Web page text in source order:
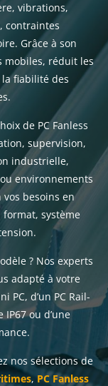
configurateurs
vibrations,
contraintes
Grâce à son
mobiles, réduit les
la fiabilité des
de PC Fanless
supervision,
industrielle,
environnements
vos besoins en
système
? Nos experts
adapté à votre
PC, d’un PC Rail-
IP67 ou d’une
nos sélections de
,PC Fanless